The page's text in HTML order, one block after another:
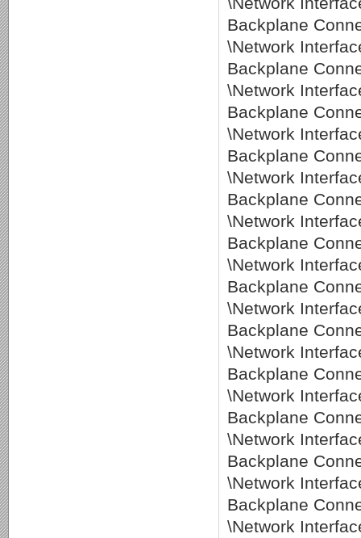
Backplane
\Network
Backplane
\Network
Backplane
\Network
Backplane
\Network
Backplane
\Network
Backplane
\Network
Backplane
\Network
Backplane
\Network
Backplane
\Network
Backplane
\Network
Backplane
\Network
Backplane
\Network